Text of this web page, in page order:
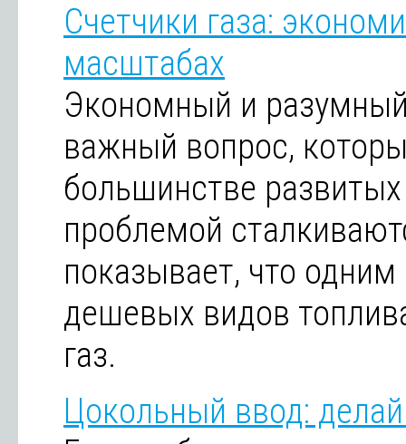
Счетчики газа:
масштабах
Экономный и
важный вопрос,
большинстве
проблемой
показывает, что
дешевых видов
газ.
Цокольный ввод: